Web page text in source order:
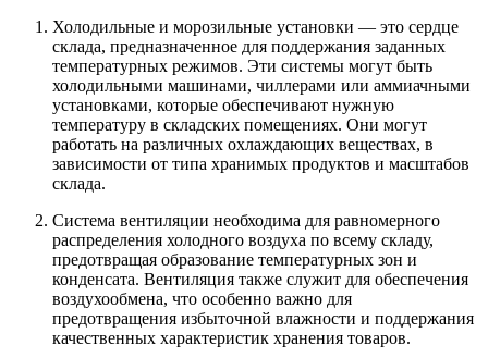
Холодильные и морозильные установки — это сердце
склада, предназначенное для поддержания заданных
температурных режимов. Эти системы могут быть
холодильными машинами, чиллерами или аммиачными
установками, которые обеспечивают нужную
температуру в складских помещениях. Они могут
работать на различных охлаждающих веществах, в
зависимости от типа хранимых продуктов и масштабов
склада.
Система вентиляции необходима для равномерного
распределения холодного воздуха по всему складу,
предотвращая образование температурных зон и
конденсата. Вентиляция также служит для обеспечения
воздухообмена, что особенно важно для
предотвращения избыточной влажности и поддержания
качественных характеристик хранения товаров.